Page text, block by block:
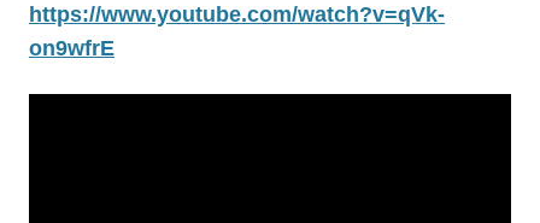
https://www.youtube.com/watch?v=qVk-
on9wfrE